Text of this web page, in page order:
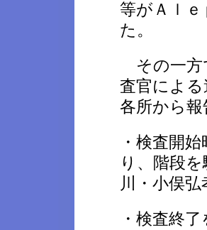
等がＡｌ
た。
その一方
査官によ
各所から
・検査開
り、階段
川・小俣
・検査終